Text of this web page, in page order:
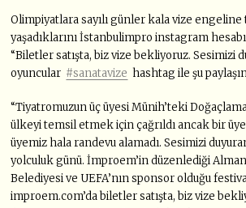
Olimpiyatlara sayılı günler kala vize engeline
yaşadıklarını İstanbulimpro instagram
“Biletler satışta, biz vize bekliyoruz. Sesimizi
oyuncular #sanatavize hashtag ile şu
“Tiyatromuzun üç üyesi Münih’teki
ülkeyi temsil etmek için çağrıldı ancak bir
üyemiz hala randevu alamadı. Sesimizi
yolculuk günü. İmproem’in düzenlediği
Belediyesi ve UEFA’nın sponsor olduğu
improem.com’da biletler satışta, biz vize